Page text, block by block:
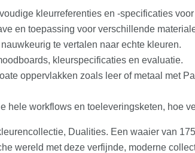
kleurreferenties en -specificaties
en toepassing voor verschillende
te vertalen naar echte kleuren.
kleurspecificaties en evaluatie.
oppervlakken zoals leer of metaal met
hele workflows en toeleveringsketen, hoe
Dualities. Een waaier van
wereld met deze verfijnde, moderne